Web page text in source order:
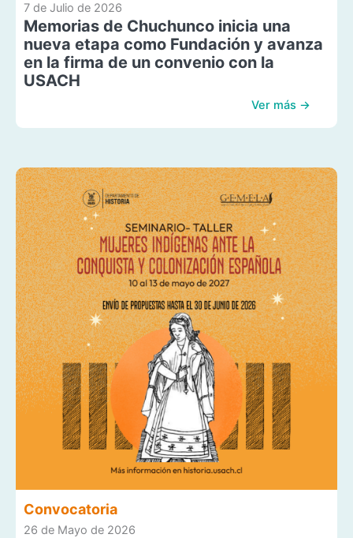
7 de Julio de 2026
Memorias de Chuchunco inicia una
nueva etapa como Fundación y avanza
en la firma de un convenio con la
USACH
Ver más →
Convocatoria
26 de Mayo de 2026